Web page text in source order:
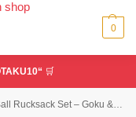
0
🛒
Rucksack Set – Goku & Vegeta